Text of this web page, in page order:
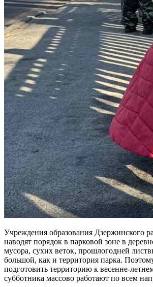
Учреждения образования Дзержинского
наводят порядок в парковой зоне в
мусора, сухих веток, прошлогодней
большой, как и территория парка.
подготовить территорию к весенне-
субботника массово работают по всем